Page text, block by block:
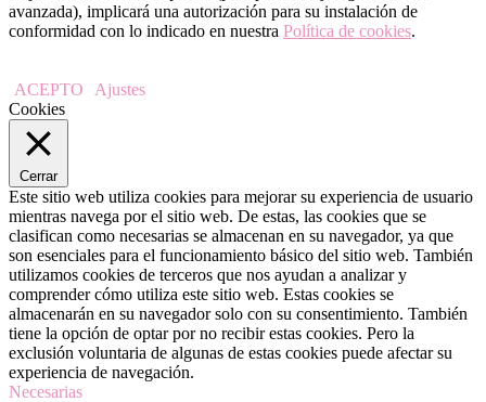
avanzada), implicará una autorización para su instalación de
conformidad con lo indicado en nuestra Política de cookies.
ACEPTO
Ajustes
Cookies
Cerrar
Este sitio web utiliza cookies para mejorar su experiencia de usuario
mientras navega por el sitio web. De estas, las cookies que se
clasifican como necesarias se almacenan en su navegador, ya que
son esenciales para el funcionamiento básico del sitio web. También
utilizamos cookies de terceros que nos ayudan a analizar y
comprender cómo utiliza este sitio web. Estas cookies se
almacenarán en su navegador solo con su consentimiento. También
tiene la opción de optar por no recibir estas cookies. Pero la
exclusión voluntaria de algunas de estas cookies puede afectar su
experiencia de navegación.
Necesarias